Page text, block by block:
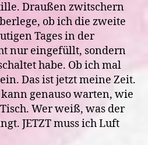
Draußen zwitschern
ob ich die zweite
Tages in der
nur eingefüllt, sondern
habe. Ob ich mal
Das ist jetzt meine Zeit.
genauso warten, wie
Wer weiß, was der
JETZT muss ich Luft